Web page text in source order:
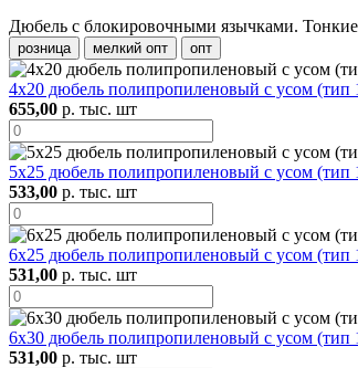
Дюбель с блокировочными язычками.
розница мелкий опт опт
4х20 дюбель полипропиленовый с усом (тип
655,00 р. тыс. шт
5х25 дюбель полипропиленовый с усом (тип
533,00 р. тыс. шт
6х25 дюбель полипропиленовый с усом (тип
531,00 р. тыс. шт
6х30 дюбель полипропиленовый с усом (тип
531,00 р. тыс. шт